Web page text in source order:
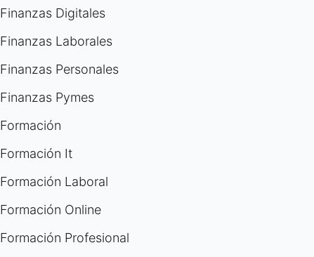
Finanzas Digitales
Finanzas Laborales
Finanzas Personales
Finanzas Pymes
Formación
Formación It
Formación Laboral
Formación Online
Formación Profesional